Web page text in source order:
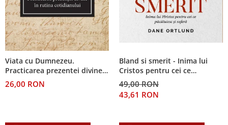
Viata cu Dumnezeu.
Practicarea prezentei divine
in rutina cotidianului
26,00 RON
Bland si smerit - Inima lui
Cristos pentru cei ce
pacatuiesc si sufera
49,00 RON
43,61 RON